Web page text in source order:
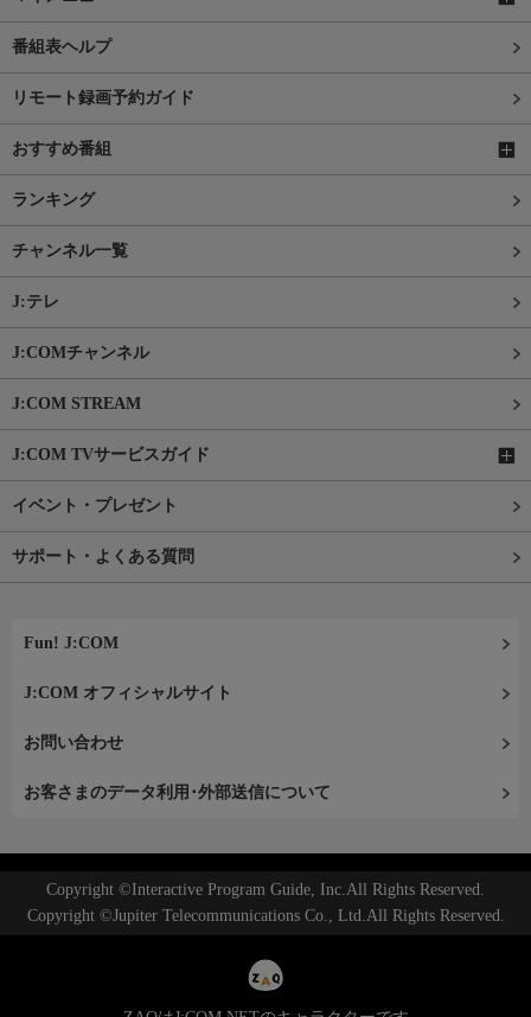
番組表ヘルプ
リモート録画予約ガイド
おすすめ番組
ランキング
チャンネル一覧
J:テレ
J:COMチャンネル
J:COM STREAM
J:COM TVサービスガイド
イベント・プレゼント
サポート・よくある質問
Fun! J:COM
J:COM オフィシャルサイト
お問い合わせ
お客さまのデータ利用･外部送信について
Copyright ©Interactive Program Guide, Inc.All Rights Reserved.
Copyright ©Jupiter Telecommunications Co., Ltd.All Rights Reserved.